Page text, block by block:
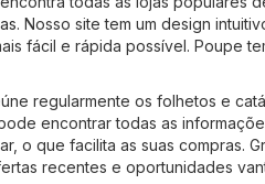
. Nosso site tem um design
fácil e rápida possível. Poupe
regularmente os folhetos e
encontrar todas as
o que facilita as suas compras.
recentes e oportunidades